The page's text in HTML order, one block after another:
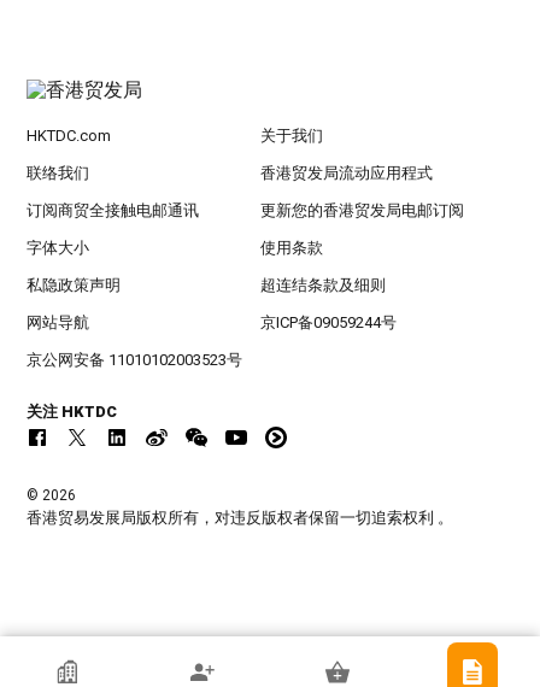
香港贸发局参展商
HKTDC.com 关于我们
联络我们 香港贸发局流动应用程式
订阅商贸全接触电邮通讯 更新您的香港贸发局电邮订阅
字体大小 使用条款
私隐政策声明 超连结条款及细则
网站导航 京ICP备09059244号
京公网安备 11010102003523号
关注 HKTDC
© 2026
香港贸易发展局版权所有，对违反版权者保留一切追索权利 。